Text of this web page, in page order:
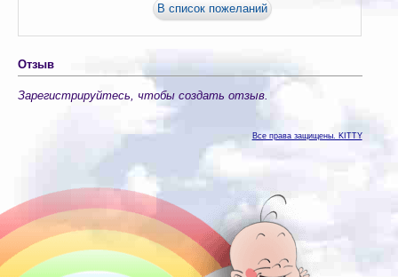
Отзыв
Зарегистрируйтесь, чтобы создать отзыв.
Все права защищены. KITTY